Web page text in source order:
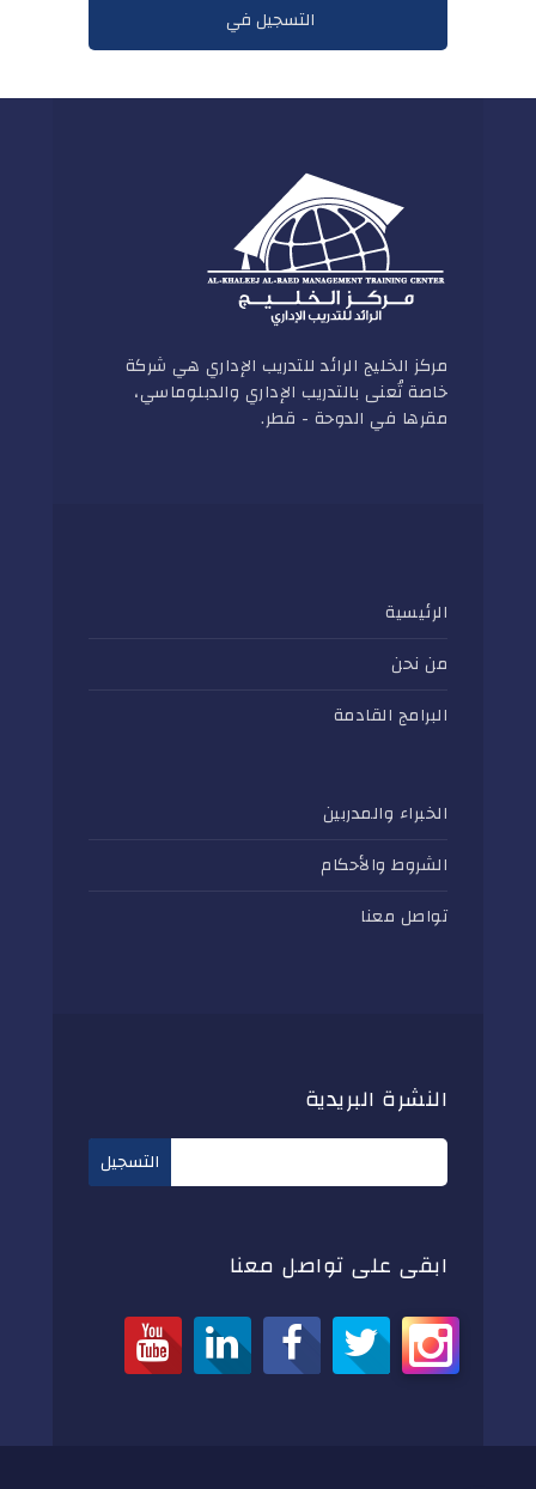
مركز الخليج الرائد للتدريب الإداري هي شركة
خاصة تُعنى بالتدريب الإداري والدبلوماسي،
مقرها في الدوحة - قطر.
الرئيسية
من نحن
البرامج القادمة
الخبراء والمدربين
الشروط والأحكام
تواصل معنا
النشرة البريدية
ابقى على تواصل معنا